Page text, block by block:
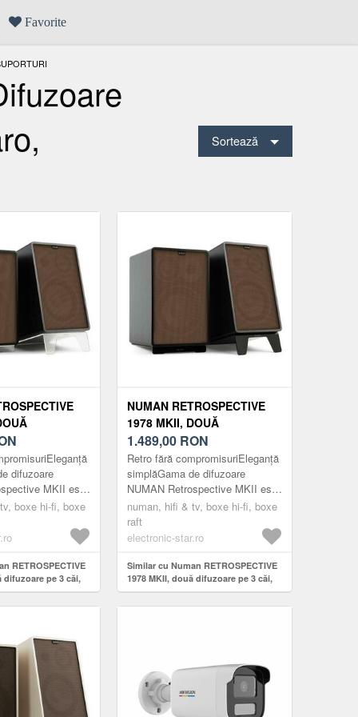
Favorite
Sortează
3 CĂI,
DE
difuzoare
MKII este
anteriori, cu
eleg...
boxe hi-fi, boxe
RETROSPECTIVE
difuzoare pe 3 căi,
culoare maro,
NUMAN RETROSPECTIVE
1978 MKII, DOUĂ
DIFUZOARE PE 3 CĂI,
NEGRU, CAPAC DE
CULOARE MARO,
SUPORTURI
1.489,00 RON
Retro fără compromisuriEleganță
simplăGama de difuzoare
NUMAN Retrospective MKII este
un tribut adus aniilor anteriori, cu
accent pe un design eleg...
numan, hifi & tv, boxe hi-fi, boxe
raft
electronic-star.ro
Similar cu Numan RETROSPECTIVE
1978 MKII, două difuzoare pe 3 căi,
negru, capac de culoare maro,
suporturi